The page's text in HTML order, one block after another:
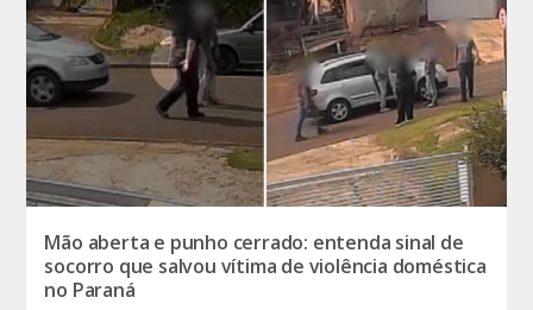
Mão aberta e punho cerrado: entenda sinal de
socorro que salvou vítima de violência doméstica
no Paraná